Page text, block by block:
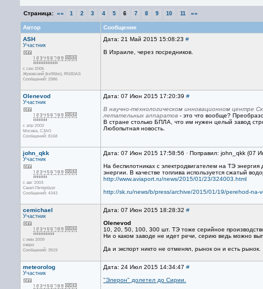
Страница: «« 1 2 3 4 5 6 7 8 9 10 11 »»
Автор
Сообщение
ASH
Участник
с сен 2006
Жуковский (ko95bo), RN3DAS
Сообщений: 2986
Дата: 21 Май 2015 15:08:23 #
В Израиле, через посредников.
Olenevod
Участник
с апр 2003
Москва, СЗАО
Сообщений: 8168
Дата: 07 Июн 2015 17:20:39 #
В научно-технологическом инновационном центре
летательных аппаратов - это что вообще?
В стране столько БПЛА, что им нужен целый завод
Любопытная новость.
john_qkk
Участник
с авг 2003
Санкт-Петербург
Сообщений: 4343
Дата: 07 Июн 2015 17:58:56 · Поправил: john_qkk (07
На беспилотниках с электродвигателем на ТЭ
энергии. В качестве топлива используется сжатый
http://www.aviaport.ru/news/2015/01/23/324003.html
http://sk.ru/news/b/press/archive/2015/01/19/perehod-na-
cemichael
Участник
с июн 2009
озеро
Сообщений: 3919
Дата: 07 Июн 2015 18:28:32 #
Olenevod
10, 20, 50, 100, 300 шт. ТЭ тоже серийное
Ни о каком заводе не идет речи, серию ведь можно
Да и экспорт никто не отменял, рынок он и есть рынок.
meteorolog
Участник
Дата: 24 Июл 2015 14:34:47 #
"Элерон" долетел до Сирии.